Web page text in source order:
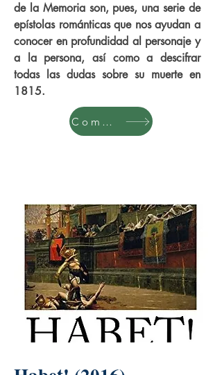
de la Memoria son, pues, una serie de
epístolas románticas que nos ayudan a
conocer en profundidad al personaje y
a la persona, así como a descifrar
todas las dudas sobre su muerte en
1815.
Comprar